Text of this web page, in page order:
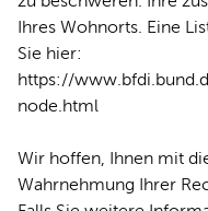
Ihres Wohnorts. Eine
Sie hier:
https://
node.html
Wir hoffen, Ihnen mit
Wahrnehmung Ihrer